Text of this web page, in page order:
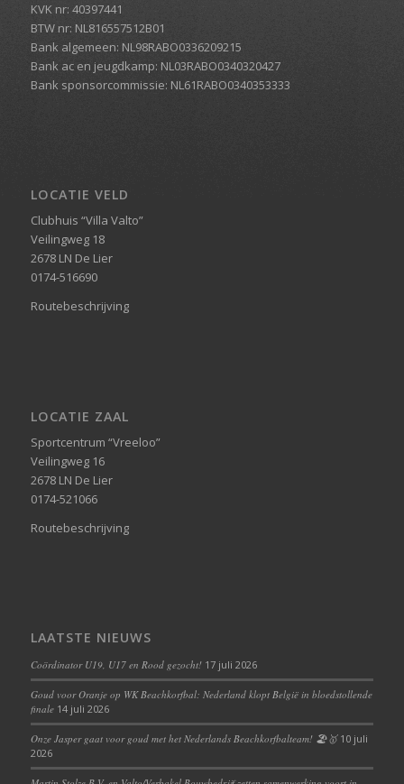
KVK nr: 40397441
BTW nr: NL816557512B01
Bank algemeen: NL98RABO0336209215
Bank ac en jeugdkamp: NL03RABO0340320427
Bank sponsorcommissie: NL61RABO0340353333
LOCATIE VELD
Clubhuis “Villa Valto”
Veilingweg 18
2678 LN De Lier
0174-516690
Routebeschrijving
LOCATIE ZAAL
Sportcentrum “Vreeloo”
Veilingweg 16
2678 LN De Lier
0174-521066
Routebeschrijving
LAATSTE NIEUWS
Coördinator U19, U17 en Rood gezocht! 17 juli 2026
Goud voor Oranje op WK Beachkorfbal: Nederland klopt België in bloedstollende
finale 14 juli 2026
Onze Jasper gaat voor goud met het Nederlands Beachkorfbalteam! 🏖️🥇 10 juli
2026